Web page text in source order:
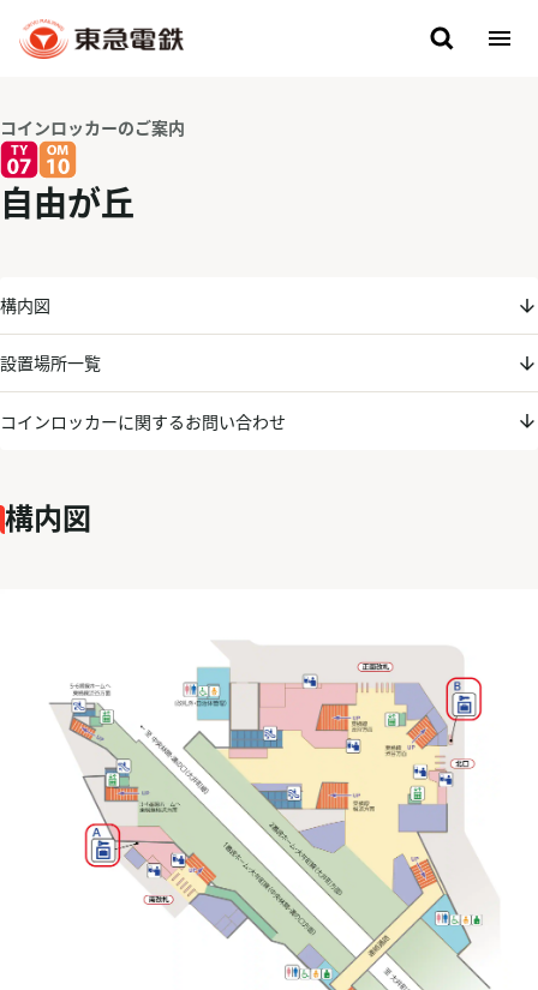
コインロッカーのご案内
自由が丘
構内図
設置場所一覧
コインロッカーに関するお問い合わせ
構内図